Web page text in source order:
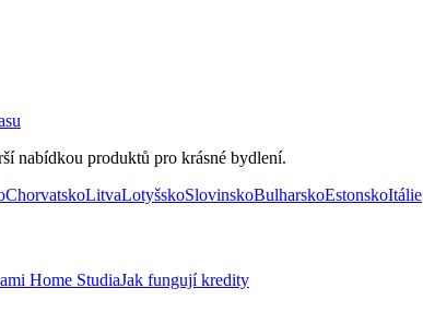
nabídkou produktů pro krásné bydlení.
ChorvatskoLitvaLotyšskoSlovinskoBulharskoEstonskoItálie
Home StudiaJak fungují kredity